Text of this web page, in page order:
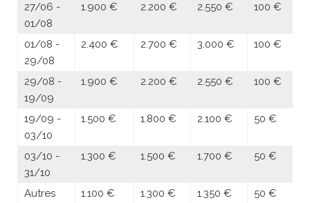
27/06 -
01/08
1.900 € 2.200 € 2.550 € 100 €
01/08 -
29/08
2.400 € 2.700 € 3.000 € 100 €
29/08 -
19/09
1.900 € 2.200 € 2.550 € 100 €
19/09 -
03/10
1.500 € 1.800 € 2.100 € 50 €
03/10 -
31/10
1.300 € 1.500 € 1.700 € 50 €
Autres
1.100 € 1.300 € 1.350 € 50 €